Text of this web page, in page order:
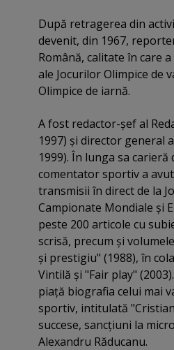
După retragerea din
devenit, din 1967,
Română, calitate în care
ale Jocurilor Olimpice de
Olimpice de iarnă.
A fost redactor-şef al
1997) şi director general
1999). În lunga sa
comentator sportiv a
transmisii în direct de la
Campionate Mondiale şi
peste 200 articole cu
scrisă, precum şi
şi prestigiu" (1988), în
Vintilă şi "Fair play"
piaţă biografia celui mai
sportiv, intitulată
succese, sancţiuni la
Alexandru Răducanu.